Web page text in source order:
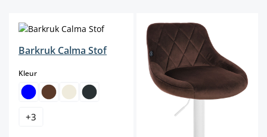
Barkruk Calma Stof
Kleurselect
+3